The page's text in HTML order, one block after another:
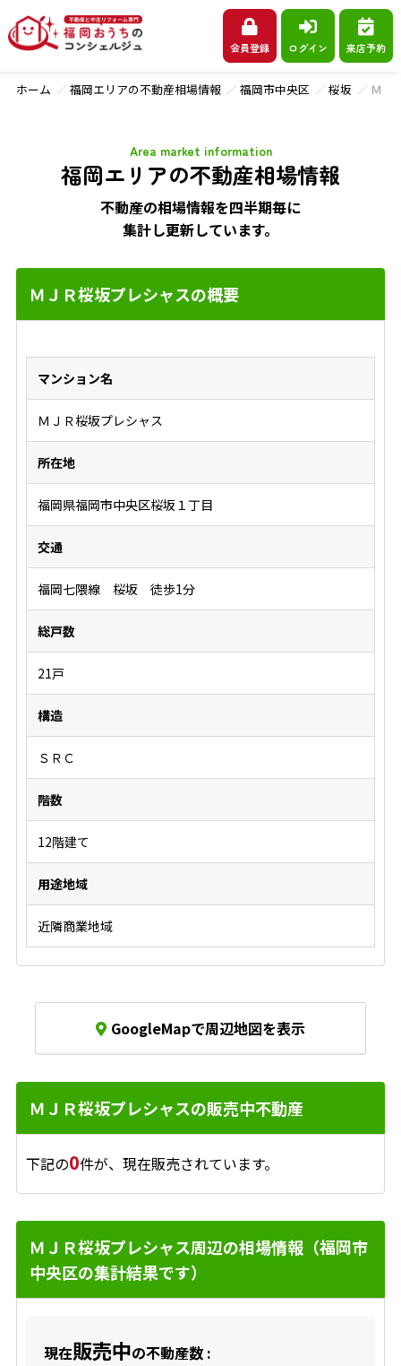
会員登録 ログイン 来店予約
ホーム 福岡エリアの不動産相場情報 福岡市中央区 桜坂 ＭＪ
福岡エリアの不動産相場情報
Area market information
不動産の相場情報を四半期毎に
集計し更新しています。
ＭＪＲ桜坂プレシャスの概要
マンション名
ＭＪＲ桜坂プレシャス
所在地
福岡県福岡市中央区桜坂１丁目
交通
福岡七隈線 桜坂 徒歩1分
総戸数
21戸
構造
ＳＲＣ
階数
12階建て
用途地域
近隣商業地域
GoogleMapで周辺地図を表示
ＭＪＲ桜坂プレシャスの販売中不動産
下記の0件が、現在販売されています。
ＭＪＲ桜坂プレシャス周辺の相場情報（福岡市
中央区の集計結果です）
現在販売中の不動産数 :